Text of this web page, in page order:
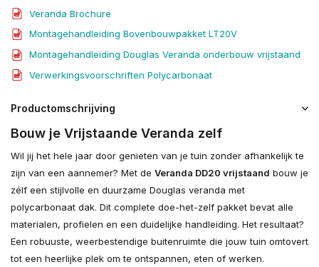
Veranda Brochure
Montagehandleiding Bovenbouwpakket LT20V
Montagehandleiding Douglas Veranda onderbouw vrijstaand
Verwerkingsvoorschriften Polycarbonaat
Productomschrijving
Bouw je Vrijstaande Veranda zelf
Wil jij het hele jaar door genieten van je tuin zonder afhankelijk te
zijn van een aannemer? Met de Veranda DD20 vrijstaand bouw je
zélf een stijlvolle en duurzame Douglas veranda met
polycarbonaat dak. Dit complete doe-het-zelf pakket bevat alle
materialen, profielen en een duidelijke handleiding. Het resultaat?
Een robuuste, weerbestendige buitenruimte die jouw tuin omtovert
tot een heerlijke plek om te ontspannen, eten of werken.